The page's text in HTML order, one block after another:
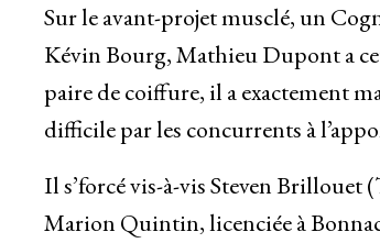
Sur le avant-projet musclé, un
Kévin Bourg, Mathieu Dupont a
paire de coiffure, il a exactement
difficile par les concurrents à
Il s’forcé vis-à-vis Steven Brillouet
Marion Quintin, licenciée à